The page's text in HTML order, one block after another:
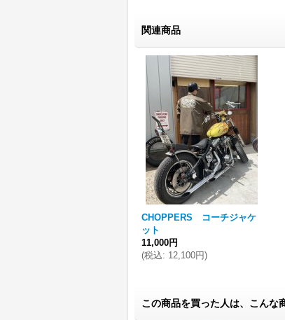
関連商品
CHOPPERS コーチジャケ
ット
11,000円
(税込: 12,100円)
この商品を買った人は、こんな